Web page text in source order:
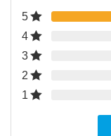
5
4
3
2
1